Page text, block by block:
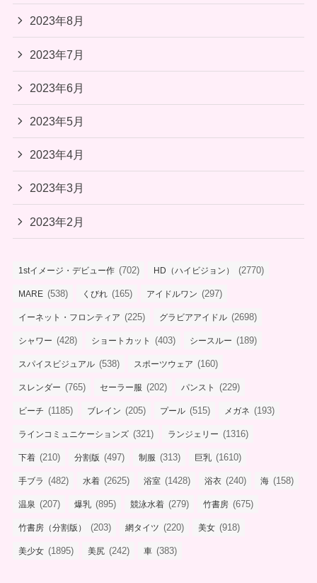
2023年8月
2023年7月
2023年6月
2023年5月
2023年4月
2023年3月
2023年2月
1stイメージ・デビュー作 (702) HD（ハイビジョン） (2770)
MARE (538) くびれ (165) アイドルワン (297)
イーネット・フロンティア (225) グラビアアイドル (2698)
シャワー (428) ショートカット (403) シースルー (189)
スパイスビジュアル (538) スポーツウェア (160)
スレンダー (765) セーラー服 (202) パンスト (229)
ビーチ (1185) ブレイン (205) プール (515) メガネ (193)
ラインコミュニケーションズ (321) ランジェリー (1316)
下着 (210) 分割版 (497) 制服 (313) 巨乳 (1610)
手ブラ (482) 水着 (2625) 浴室 (1428) 浴衣 (240) 海 (158)
温泉 (207) 爆乳 (895) 競泳水着 (279) 竹書房 (675)
竹書房（分割版） (203) 網タイツ (220) 美女 (918)
美少女 (1895) 美尻 (242) 車 (383)